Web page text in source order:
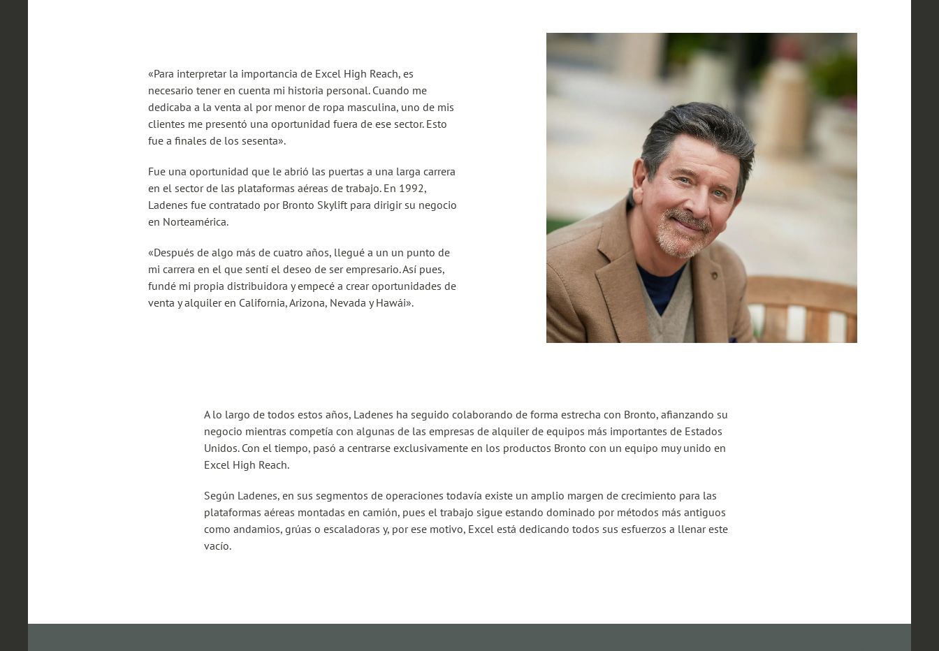
«Para interpretar la importancia de Excel High Reach, es
necesario tener en cuenta mi historia personal. Cuando me
dedicaba a la venta al por menor de ropa masculina, uno de mis
clientes me presentó una oportunidad fuera de ese sector. Esto
fue a finales de los sesenta».
Fue una oportunidad que le abrió las puertas a una larga carrera
en el sector de las plataformas aéreas de trabajo. En 1992,
Ladenes fue contratado por Bronto Skylift para dirigir su negocio
en Norteamérica.
«Después de algo más de cuatro años, llegué a un un punto de
mi carrera en el que sentí el deseo de ser empresario. Así pues,
fundé mi propia distribuidora y empecé a crear oportunidades de
venta y alquiler en California, Arizona, Nevada y Hawái».
A lo largo de todos estos años, Ladenes ha seguido colaborando de forma estrecha con Bronto, afianzando su
negocio mientras competía con algunas de las empresas de alquiler de equipos más importantes de Estados
Unidos. Con el tiempo, pasó a centrarse exclusivamente en los productos Bronto con un equipo muy unido en
Excel High Reach.
Según Ladenes, en sus segmentos de operaciones todavía existe un amplio margen de crecimiento para las
plataformas aéreas montadas en camión, pues el trabajo sigue estando dominado por métodos más antiguos
como andamios, grúas o escaladoras y, por ese motivo, Excel está dedicando todos sus esfuerzos a llenar este
vacío.